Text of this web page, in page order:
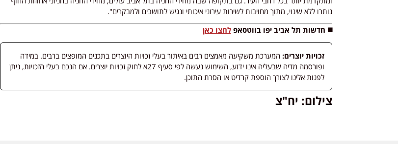
נותרו ללא שינוי, מתוך מחויבות לשירות עירוני איכותי ונגיש לתושבים ולמבקרים".
◼️ חדשות תל אביב יפו בווטסאפלחצו כאן
זכויות יוצרים: המערכת משקיעה מאמצים רבים באיתור בעלי זכויות היוצרים בתכנים המופצים ברבים. במידה
ופורסמה מדיה שבעליה אינו ידוע, השימוש נעשה לפי סעיף 27א לחוק זכויות יוצרים. אם הנכם בעלי הזכויות, ניתן
לפנות אלינו לצורך הוספת קרדיט או הסרת התוכן.
צילום: יח"צ